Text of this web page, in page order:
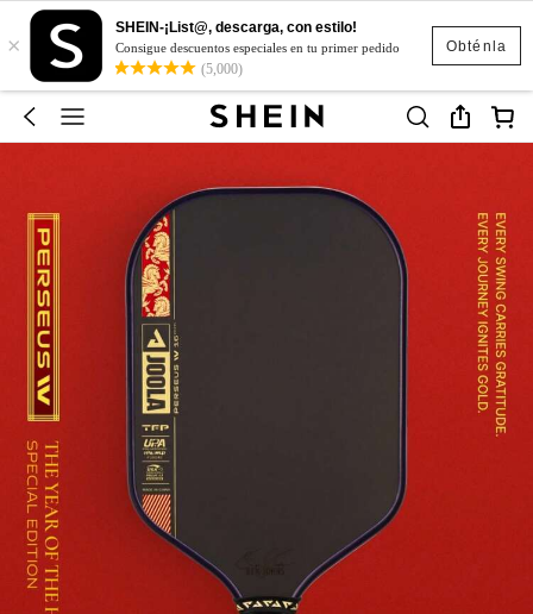
Obténla
×
SHEIN-¡List@, descarga, con estilo!
Consigue descuentos especiales en tu primer pedido
(5,000)